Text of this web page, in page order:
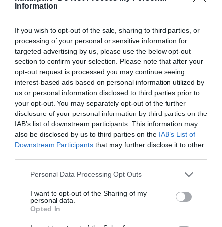
Information
If you wish to opt-out of the sale, sharing to third parties, or
processing of your personal or sensitive information for
targeted advertising by us, please use the below opt-out
section to confirm your selection. Please note that after your
opt-out request is processed you may continue seeing
interest-based ads based on personal information utilized by
us or personal information disclosed to third parties prior to
your opt-out. You may separately opt-out of the further
disclosure of your personal information by third parties on the
IAB’s list of downstream participants. This information may
also be disclosed by us to third parties on the IAB’s List of
Downstream Participants that may further disclose it to other
Please note that this website/app uses one or more Google
not limited to your visit or usage behaviour. You may click to
grant or deny consent to Google and its third-party tags to
use your data for below specified purposes in below Google
consent section.
Personal Data Processing Opt Outs
I want to opt-out of the Sharing of my
personal data.
Opted In
A Kompánia Színházi Társulatról:
„Gya­ko­rolj, mint a régiek, hogy az újat meg­
ra­gad­hasd” - mondja Zeami mes­ter, és a
Kompánia társulata vele együtt vall­ja, hogy
művé­sze­tük nem más, mint a régiek foly­ta­
tása. A nép­ha­gyo­mányt a külön­böző szín­házi,
zenei hagyo­má­nyok foly­ta­tá­saként
értelmezik, mely­ben a közös­ség fon­tos sze­
re­pet ját­szik.
A szín­házi for­ma­nyelv meg­újí­tá­sára tett
kísér­le­te­iket az erő­sen moz­gásra épülő, a
szö­ve­get mégis meg­tartó, zenei köz­
pontú dra­ma­tur­gia jel­le­mez. Kol­lek­tív dra­ma­
ti­zá­lás­sal, imp­ro­vi­zá­ci­ók­ból épít­ik fel jele­net­
so­ra­ikat, hasz­nálva a taní­tási dráma esz­kö­